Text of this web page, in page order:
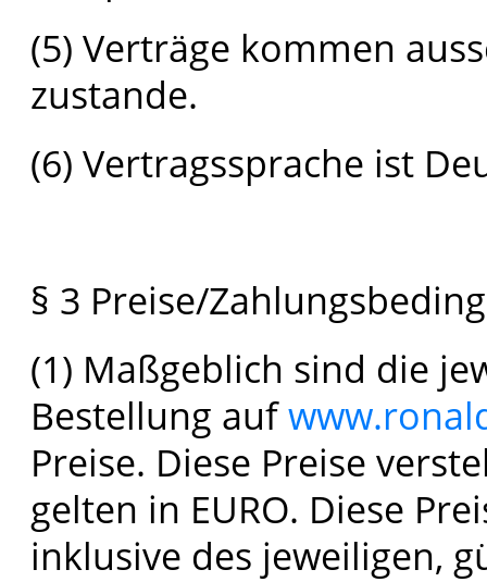
(5) Verträge kommen
zustande.
(6) Vertragssprache ist
§ 3 Preise/
(1) Maßgeblich sind die
Bestellung auf
Preise. Diese Preise
gelten in EURO. Diese
inklusive des jeweiligen,